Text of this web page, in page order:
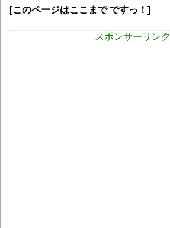
[このページはここまで ですっ！]
スポンサーリンク